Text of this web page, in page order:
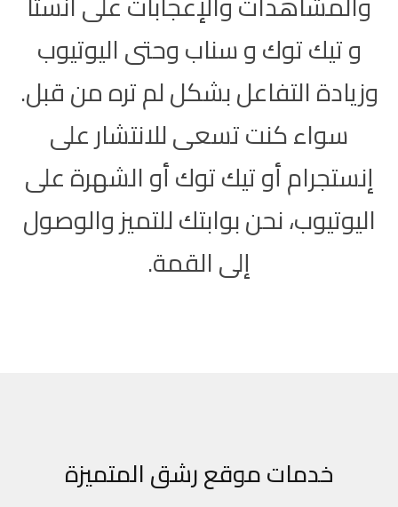
و تيك توك و سناب وحتى اليوتيوب
وزيادة التفاعل بشكل لم تره من قبل.
سواء كنت تسعى للانتشار على
إنستجرام أو تيك توك أو الشهرة على
اليوتيوب، نحن بوابتك للتميز والوصول
إلى القمة.
خدمات موقع رشق المتميزة